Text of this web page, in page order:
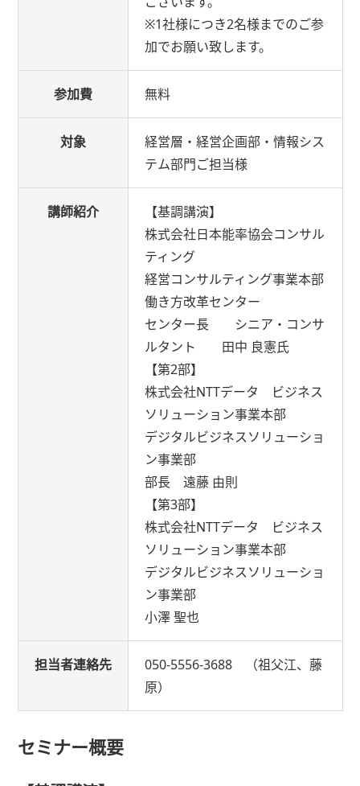
※1社様につき2名様までのご参
加でお願い致します。
参加費 無料
対象
経営層・経営企画部・情報シス
テム部門ご担当様
講師紹介
【基調講演】
株式会社日本能率協会コンサル
ティング
経営コンサルティング事業本部
働き方改革センター
センター長 シニア・コンサ
ルタント 田中 良憲氏
【第2部】
株式会社NTTデータ ビジネス
ソリューション事業本部
デジタルビジネスソリューショ
ン事業部
部長 遠藤 由則
【第3部】
株式会社NTTデータ ビジネス
ソリューション事業本部
デジタルビジネスソリューショ
ン事業部
小澤 聖也
担当者連絡先
050-5556-3688 （祖父江、藤
原）
セミナー概要